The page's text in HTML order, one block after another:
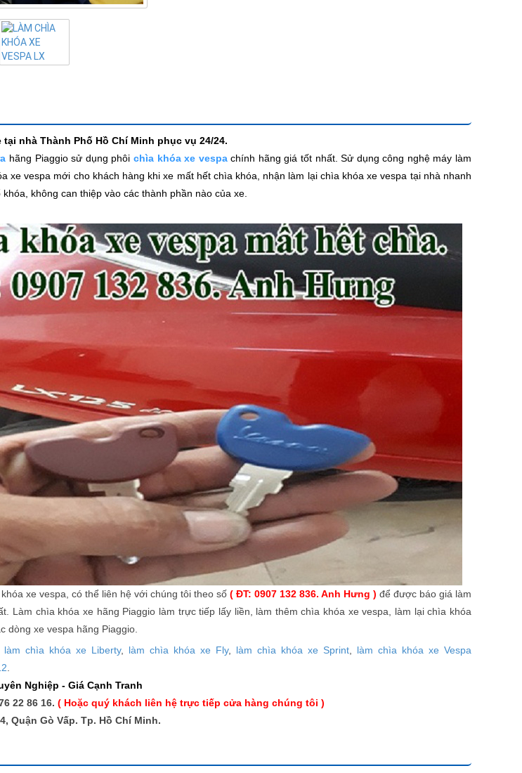
tại nhà Thành Phố Hồ Chí Minh phục vụ 24/24.
hãng Piaggio sử dụng phôi chìa khóa xe vespa chính hãng giá tốt nhất. Sử dụng công nghệ máy làm
xe vespa mới cho khách hàng khi xe mất hết chìa khóa, nhận làm lại chìa khóa xe vespa tại nhà nhanh
không can thiệp vào các thành phần nào của xe.
xe vespa, có thể liên hệ với chúng tôi theo số ( ĐT: 0907 132 836. Anh Hưng ) để được báo giá làm
Làm chìa khóa xe hãng Piaggio làm trực tiếp lấy liền, làm thêm chìa khóa xe vespa, làm lại chìa khóa
dòng xe vespa hãng Piaggio.
làm chìa khóa xe Liberty, làm chìa khóa xe Fly, làm chìa khóa xe Sprint, làm chìa khóa xe Vespa
Nghiệp - Giá Cạnh Tranh
22 86 16. ( Hoặc quý khách liên hệ trực tiếp cửa hàng chúng tôi )
Quận Gò Vấp. Tp. Hồ Chí Minh.